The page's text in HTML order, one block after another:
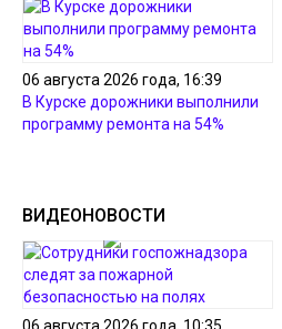
06 августа 2026 года, 16:39
В Курске дорожники выполнили
программу ремонта на 54%
ВИДЕОНОВОСТИ